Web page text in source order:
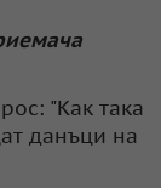
"Как така
данъци на